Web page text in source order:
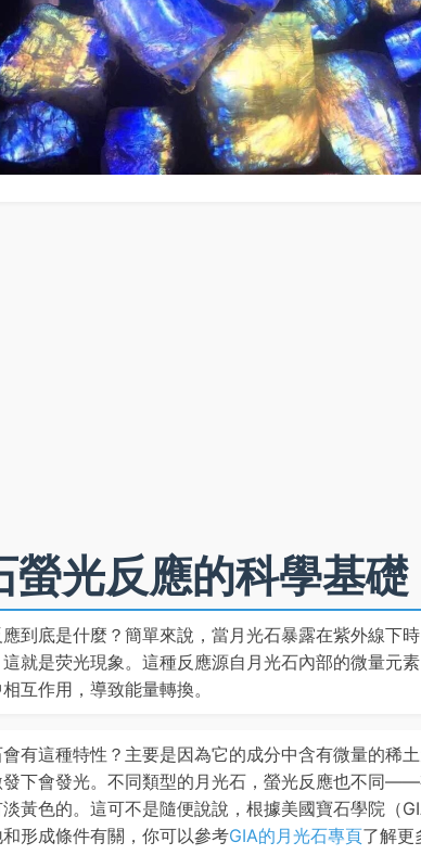
螢光反應的科學基礎
到底是什麼？簡單來說，當月光石暴露在紫外線下
就是荧光現象。這種反應源自月光石內部的微量元
互作用，導致能量轉換。
有這種特性？主要是因為它的成分中含有微量的稀
發下會發光。不同類型的月光石，螢光反應也不同
黃色的。這可不是隨便說說，根據美國寶石學院（
形成條件有關，你可以參考GIA的月光石專頁了解更